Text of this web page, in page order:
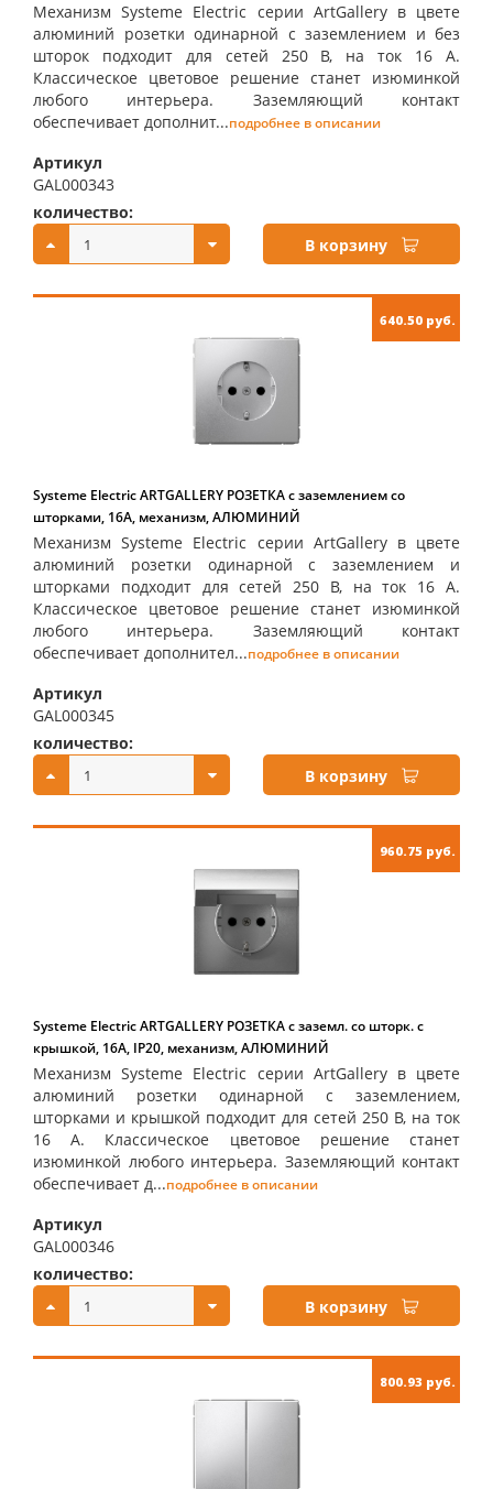
Механизм Systeme Electric серии ArtGallery в цвете
алюминий розетки одинарной с заземлением и без
шторок подходит для сетей 250 В, на ток 16 А.
Классическое цветовое решение станет изюминкой
любого интерьера. Заземляющий контакт
обеспечивает дополнит...подробнее в описании
Артикул
GAL000343
количество:
В корзину
640.50 руб.
Systeme Electric ARTGALLERY РОЗЕТКА с заземлением со
шторками, 16А, механизм, АЛЮМИНИЙ
Механизм Systeme Electric серии ArtGallery в цвете
алюминий розетки одинарной с заземлением и
шторками подходит для сетей 250 В, на ток 16 А.
Классическое цветовое решение станет изюминкой
любого интерьера. Заземляющий контакт
обеспечивает дополнител...подробнее в описании
Артикул
GAL000345
количество:
В корзину
960.75 руб.
Systeme Electric ARTGALLERY РОЗЕТКА с заземл. со шторк. с
крышкой, 16А, IP20, механизм, АЛЮМИНИЙ
Механизм Systeme Electric серии ArtGallery в цвете
алюминий розетки одинарной с заземлением,
шторками и крышкой подходит для сетей 250 В, на ток
16 А. Классическое цветовое решение станет
изюминкой любого интерьера. Заземляющий контакт
обеспечивает д...подробнее в описании
Артикул
GAL000346
количество:
В корзину
800.93 руб.